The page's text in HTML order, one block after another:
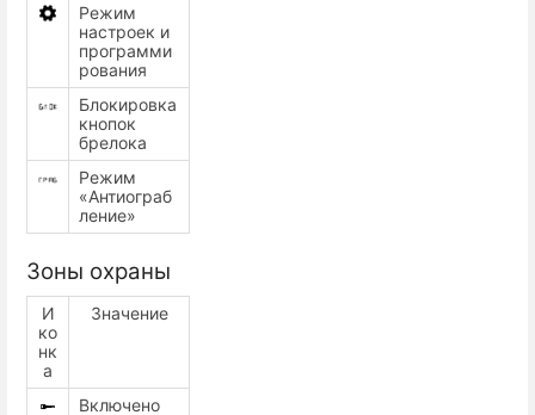
Режим
настроек и
программи
рования
Блокировка
кнопок
брелока
Режим
«Антиограб
ление»
Зоны охраны
И
ко
нк
а
Значение
Включено